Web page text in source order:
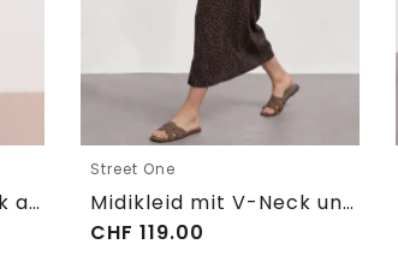
Midi-Kleid mit V-Neck aus Spitze
Street One
Midikleid mit V-Neck und Leo-Print
CHF 119.00